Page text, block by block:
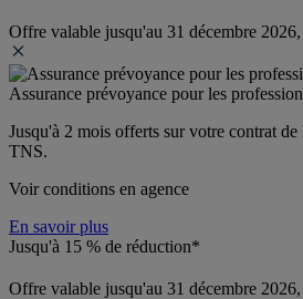
Offre valable jusqu'au 31 décembre
Assurance prévoyance pour les
Jusqu'à 2 mois offerts sur votre contrat
TNS.
Voir conditions en agence
En savoir plus
Jusqu'à 15 % de réduction*
Offre valable jusqu'au 31 décembre